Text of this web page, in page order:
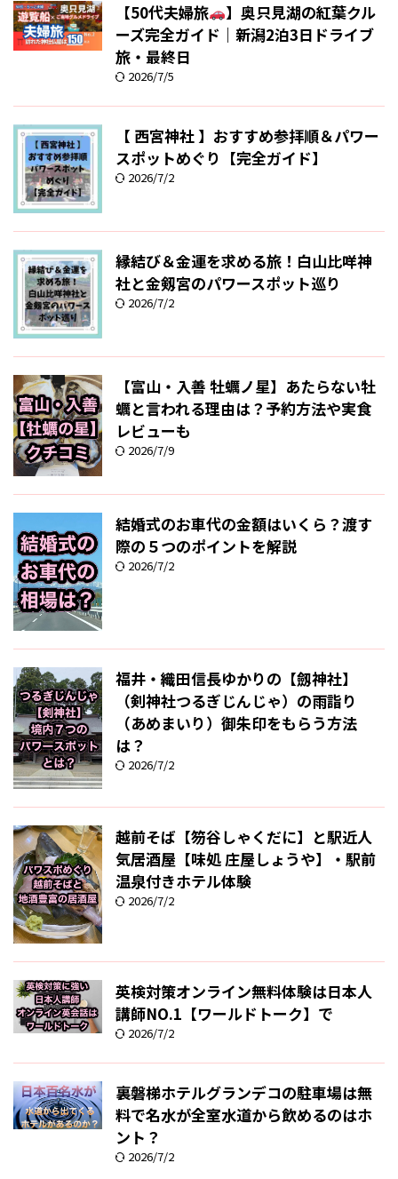
【50代夫婦旅
】奥只見湖の紅葉クル
ーズ完全ガイド｜新潟2泊3日ドライブ
旅・最終日
2026/7/5
【 西宮神社 】おすすめ参拝順＆パワー
スポットめぐり【完全ガイド】
2026/7/2
縁結び＆金運を求める旅！白山比咩神
社と金剱宮のパワースポット巡り
2026/7/2
【富山・入善 牡蠣ノ星】あたらない牡
蠣と言われる理由は？予約方法や実食
レビューも
2026/7/9
結婚式のお車代の金額はいくら？渡す
際の５つのポイントを解説
2026/7/2
福井・織田信長ゆかりの【劔神社】
（剣神社つるぎじんじゃ）の雨詣り
（あめまいり）御朱印をもらう方法
は？
2026/7/2
越前そば【笏谷しゃくだに】と駅近人
気居酒屋【味処 庄屋しょうや】・駅前
温泉付きホテル体験
2026/7/2
英検対策オンライン無料体験は日本人
講師NO.1【ワールドトーク】で
2026/7/2
裏磐梯ホテルグランデコの駐車場は無
料で名水が全室水道から飲めるのはホ
ント？
2026/7/2